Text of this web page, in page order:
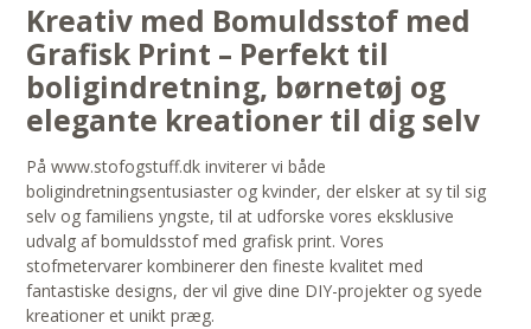
Kreativ med Bomuldsstof med
Grafisk Print – Perfekt til
boligindretning, børnetøj og
elegante kreationer til dig selv
På www.stofogstuff.dk inviterer vi både
boligindretningsentusiaster og kvinder, der elsker at sy til sig
selv og familiens yngste, til at udforske vores eksklusive
udvalg af bomuldsstof med grafisk print. Vores
stofmetervarer kombinerer den fineste kvalitet med
fantastiske designs, der vil give dine DIY-projekter og syede
kreationer et unikt præg.